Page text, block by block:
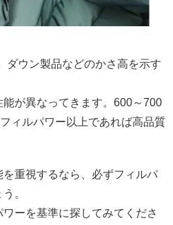
ダウン製品などのかさ高を示す
が異なってきます。600～700
ィルパワー以上であれば高品質
重視するなら、必ずフィルパ
。
ーを基準に探してみてくださ